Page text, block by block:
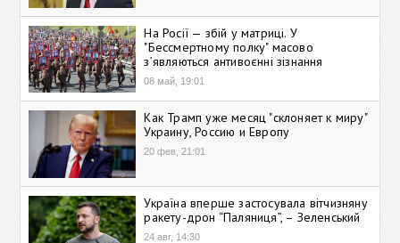
На Росії — збій у матриці. У
"Бессмертному полку" масово
зʼявляються антивоєнні зізнання
08 май, 19:01
Как Трамп уже месяц "склоняет к миру"
Украину, Россию и Европу
20 фев, 21:01
Україна вперше застосувала вітчизняну
ракету-дрон “Паляниця”, – Зеленський
24 авг, 14:30